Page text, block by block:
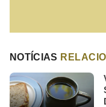
NOTÍCIAS